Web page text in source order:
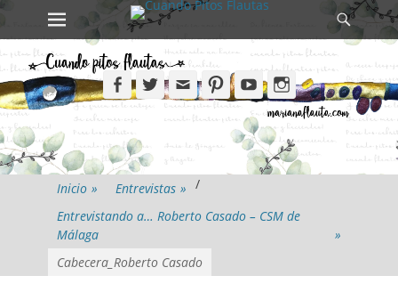
Skip
content
Primary Menu Search
Facebook
TwitterEmailPinterestYouTubeInstagram
Inicio » Entrevistas » /
Entrevistando a… Roberto Casado – CSM de
Málaga
»
Cabecera_Roberto Casado